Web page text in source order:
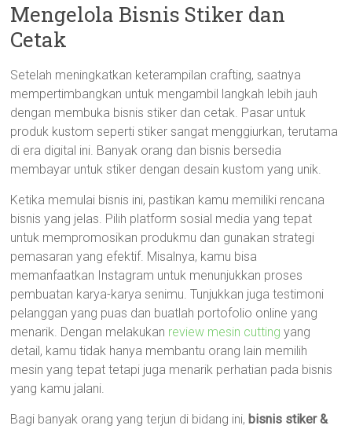
Mengelola Bisnis Stiker dan
Cetak
Setelah meningkatkan keterampilan crafting, saatnya
mempertimbangkan untuk mengambil langkah lebih jauh
dengan membuka bisnis stiker dan cetak. Pasar untuk
produk kustom seperti stiker sangat menggiurkan, terutama
di era digital ini. Banyak orang dan bisnis bersedia
membayar untuk stiker dengan desain kustom yang unik.
Ketika memulai bisnis ini, pastikan kamu memiliki rencana
bisnis yang jelas. Pilih platform sosial media yang tepat
untuk mempromosikan produkmu dan gunakan strategi
pemasaran yang efektif. Misalnya, kamu bisa
memanfaatkan Instagram untuk menunjukkan proses
pembuatan karya-karya senimu. Tunjukkan juga testimoni
pelanggan yang puas dan buatlah portofolio online yang
menarik. Dengan melakukan review mesin cutting yang
detail, kamu tidak hanya membantu orang lain memilih
mesin yang tepat tetapi juga menarik perhatian pada bisnis
yang kamu jalani.
Bagi banyak orang yang terjun di bidang ini, bisnis stiker &